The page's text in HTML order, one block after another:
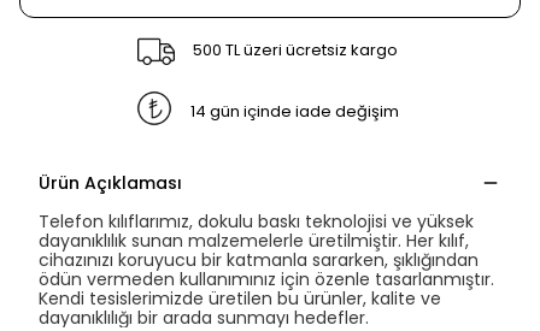
500 TL üzeri ücretsiz kargo
14 gün içinde iade değişim
Ürün Açıklaması
Telefon kılıflarımız, dokulu baskı teknolojisi ve yüksek
dayanıklılık sunan malzemelerle üretilmiştir. Her kılıf,
cihazınızı koruyucu bir katmanla sararken, şıklığından
ödün vermeden kullanımınız için özenle tasarlanmıştır.
Kendi tesislerimizde üretilen bu ürünler, kalite ve
dayanıklılığı bir arada sunmayı hedefler.